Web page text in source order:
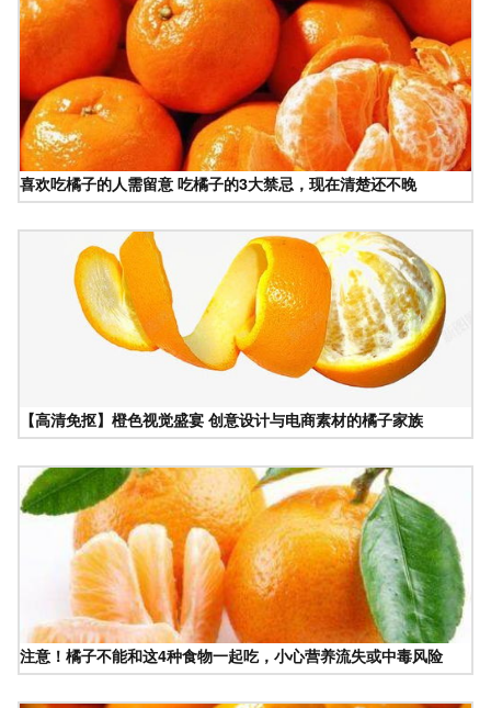
喜欢吃橘子的人需留意 吃橘子的3大禁忌，现在清楚还不晚
【高清免抠】橙色视觉盛宴 创意设计与电商素材的橘子家族
注意！橘子不能和这4种食物一起吃，小心营养流失或中毒风险